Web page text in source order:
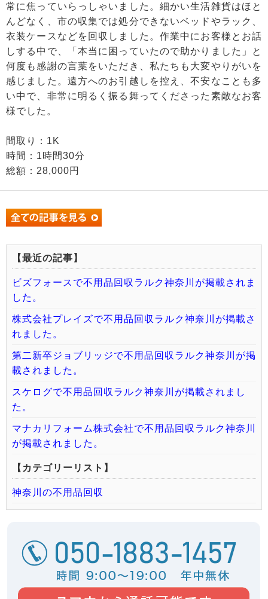
常に焦っていらっしゃいました。細かい生活雑貨はほと
んどなく、市の収集では処分できないベッドやラック、
衣装ケースなどを回収しました。作業中にお客様とお話
しする中で、「本当に困っていたので助かりました」と
何度も感謝の言葉をいただき、私たちも大変やりがいを
感じました。遠方へのお引越しを控え、不安なことも多
い中で、非常に明るく振る舞ってくださった素敵なお客
様でした。
間取り：1K
時間：1時間30分
総額：28,000円
【最近の記事】
ビズフォースで不用品回収ラルク神奈川が掲載されま
した。
株式会社プレイズで不用品回収ラルク神奈川が掲載さ
れました。
第二新卒ジョブリッジで不用品回収ラルク神奈川が掲
載されました。
スケログで不用品回収ラルク神奈川が掲載されまし
た。
マナカリフォーム株式会社で不用品回収ラルク神奈川
が掲載されました。
【カテゴリーリスト】
神奈川の不用品回収